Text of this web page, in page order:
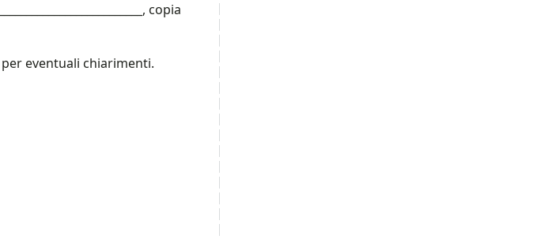
copia
eventuali chiarimenti.